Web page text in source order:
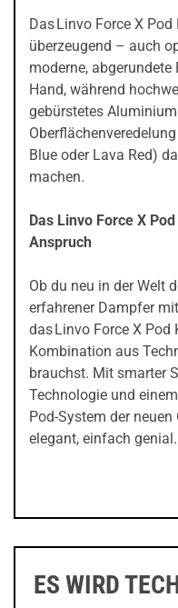
Das Linvo Force X
überzeugend – auch
moderne,
Hand, während
gebürstetes
Blue oder Lava Red)
machen.
Das Linvo Force X
Anspruch
Ob du neu in der Welt
erfahrener Dampfer
das Linvo Force X Pod
Kombination aus
brauchst. Mit smarter
Technologie und
Pod-System der
elegant, einfach genial.
ES WIRD